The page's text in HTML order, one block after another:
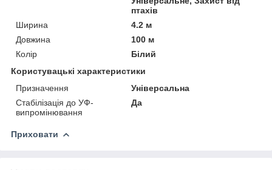
птахів
Ширина
4.2 м
Довжина
100 м
Колір
Білий
Користувацькі характеристики
Призначення
Універсальна
Стабілізація до УФ-
випромінювання
Да
Приховати